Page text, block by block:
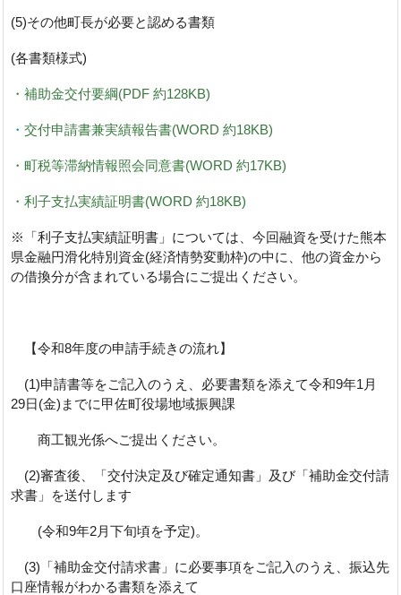
(5)その他町長が必要と認める書類
(各書類様式)
・補助金交付要綱(PDF 約128KB)
・ 交付申請書兼実績報告書(WORD 約18KB)
・町税等滞納情報照会同意書(WORD 約17KB)
・利子支払実績証明書(WORD 約18KB)
※「利子支払実績証明書」については、今回融資を受けた熊本
県金融円滑化特別資金(経済情勢変動枠)の中に、他の資金から
の借換分が含まれている場合にご提出ください。
【令和8年度の申請手続きの流れ】
(1)申請書等をご記入のうえ、必要書類を添えて令和9年1月
29日(金)までに甲佐町役場地域振興課
商工観光係へご提出ください。
(2)審査後、「交付決定及び確定通知書」及び「補助金交付請
求書」を送付します
(令和9年2月下旬頃を予定)。
(3)「補助金交付請求書」に必要事項をご記入のうえ、振込先
口座情報がわかる書類を添えて